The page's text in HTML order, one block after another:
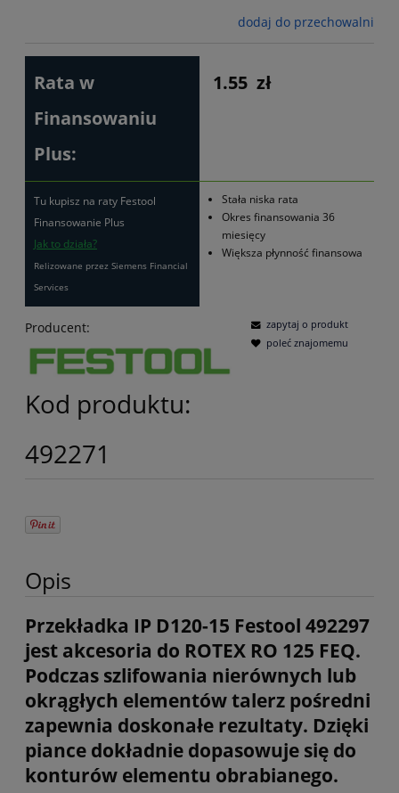
dodaj do przechowalni
Rata w
Finansowaniu
Plus:
1.55 zł
Tu kupisz na raty Festool
Finansowanie Plus
Jak to działa?
Relizowane przez Siemens Financial
Services
Stała niska rata
Okres finansowania 36
miesięcy
Większa płynność finansowa
Producent:
Kod produktu:
492271
zapytaj o produkt
poleć znajomemu
Opis
Przekładka IP D120-15 Festool 492297
jest akcesoria do ROTEX RO 125 FEQ.
Podczas szlifowania nierównych lub
okrągłych elementów talerz pośredni
zapewnia doskonałe rezultaty. Dzięki
piance dokładnie dopasowuje się do
konturów elementu obrabianego.